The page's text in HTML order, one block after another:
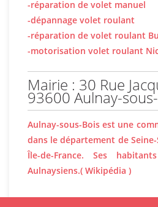
-réparation de volet manuel
-dépannage volet roulant
-réparation de volet roulant
-motorisation volet roulant
Mairie : 30 Rue
93600 Aulnay-
Aulnay-sous-Bois est une
dans le département de
Île-de-France. Ses
Aulnaysiens.( Wikipédia )